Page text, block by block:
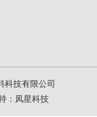
科技有限公司
： 凤星科技